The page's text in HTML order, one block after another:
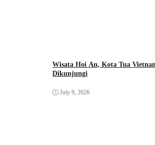
Wisata Hoi An, Kota Tua
Dikunjungi
July 9, 2026